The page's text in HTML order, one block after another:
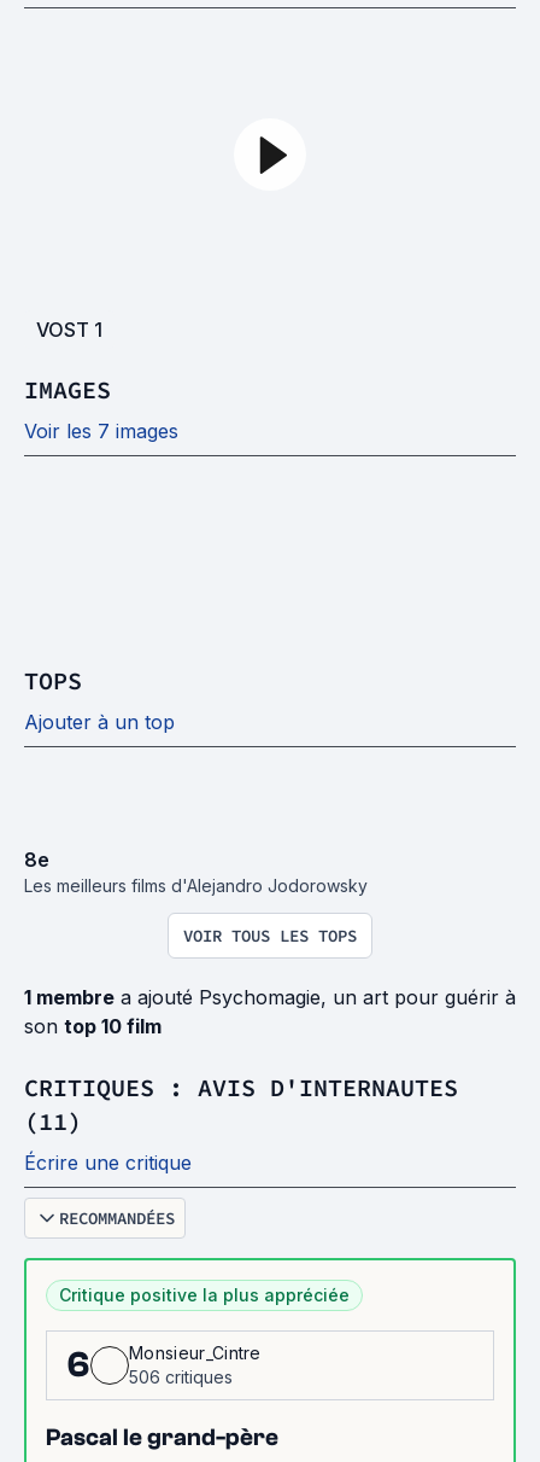
VOST 1
IMAGES
Voir les 7 images
TOPS
Ajouter à un top
8e
Les meilleurs films d'Alejandro Jodorowsky
VOIR TOUS LES TOPS
1 membre a ajouté Psychomagie, un art pour guérir à
son top 10 film
CRITIQUES : AVIS D'INTERNAUTES
(11)
Écrire une critique
RECOMMANDÉES
Critique positive la plus appréciée
6
Monsieur_Cintre
506 critiques
Pascal le grand-père